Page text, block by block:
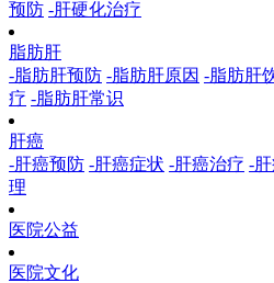
预防 -肝硬化治疗
脂肪肝
-脂肪肝预防 -脂肪肝原因 -脂肪肝
疗 -脂肪肝常识
肝癌
-肝癌预防 -肝癌症状 -肝癌治疗 -
理
医院公益
医院文化